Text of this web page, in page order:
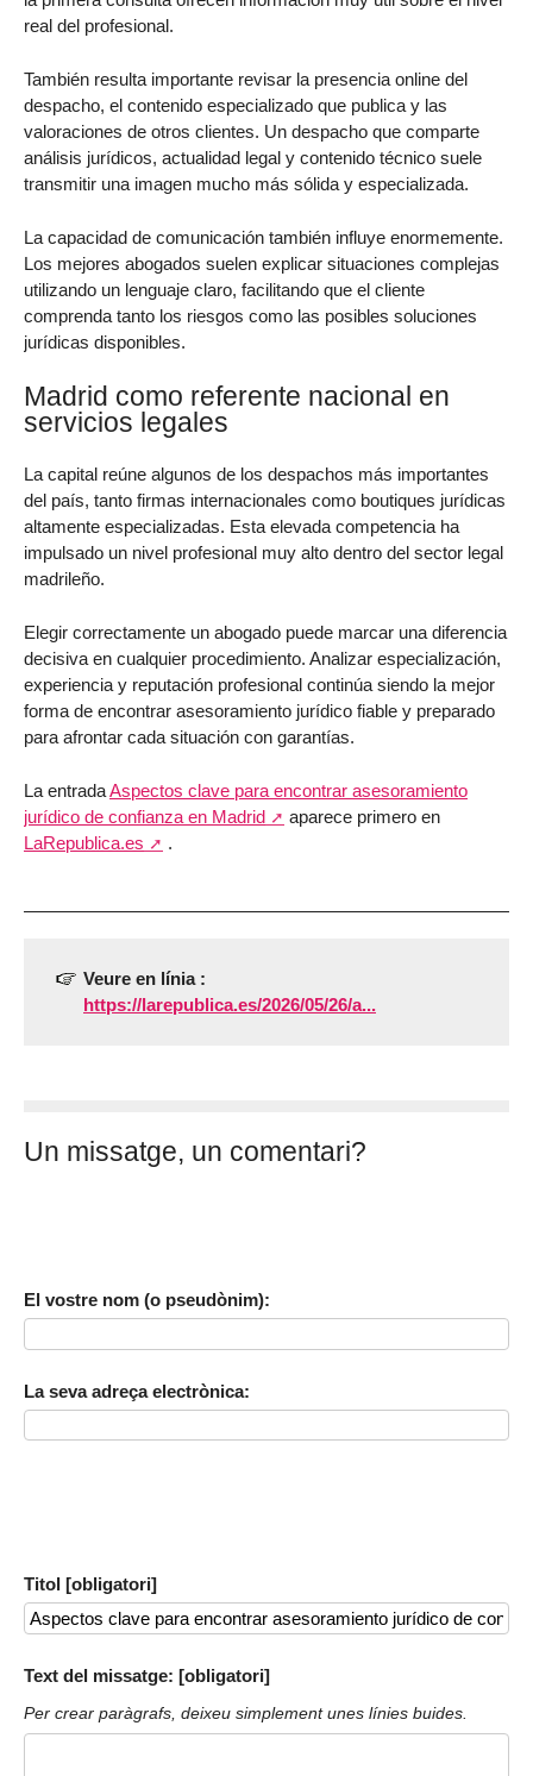
real del profesional.
También resulta importante revisar la presencia online del
despacho, el contenido especializado que publica y las
valoraciones de otros clientes. Un despacho que comparte
análisis jurídicos, actualidad legal y contenido técnico suele
transmitir una imagen mucho más sólida y especializada.
La capacidad de comunicación también influye enormemente.
Los mejores abogados suelen explicar situaciones complejas
utilizando un lenguaje claro, facilitando que el cliente
comprenda tanto los riesgos como las posibles soluciones
jurídicas disponibles.
Madrid como referente nacional en
servicios legales
La capital reúne algunos de los despachos más importantes
del país, tanto firmas internacionales como boutiques jurídicas
altamente especializadas. Esta elevada competencia ha
impulsado un nivel profesional muy alto dentro del sector legal
madrileño.
Elegir correctamente un abogado puede marcar una diferencia
decisiva en cualquier procedimiento. Analizar especialización,
experiencia y reputación profesional continúa siendo la mejor
forma de encontrar asesoramiento jurídico fiable y preparado
para afrontar cada situación con garantías.
La entradaAspectos clave para encontrar asesoramiento
jurídico de confianza en Madrid
aparece primero en
LaRepublica.es
.
Veure en línia :
https://larepublica.es/2026/05/26/a...
Un missatge, un comentari?
El vostre nom (o pseudònim):
La seva adreça electrònica:
Titol [obligatori]
Text del missatge: [obligatori]
Per crear paràgrafs, deixeu simplement unes línies buides.